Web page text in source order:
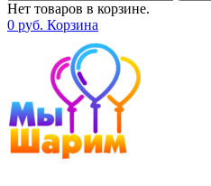
Нет товаров в корзине.
0 руб. Корзина